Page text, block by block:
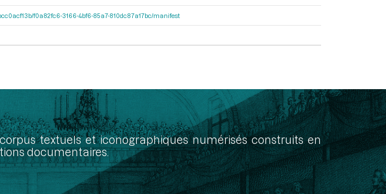
f0a82fc6-3166-4bf6-85a7-810dc87a17bc/manifest
textuels et iconographiques numérisés construits en
documentaires.